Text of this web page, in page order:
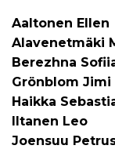
Aaltonen Ellen
Alavenetmäki
Berezhna
Grönblom Jimi
Haikka
Iltanen Leo
Joensuu